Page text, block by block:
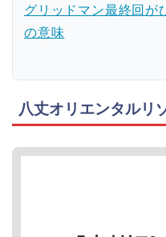
グリッドマン最終回が
の意味
八丈オリエンタルリ